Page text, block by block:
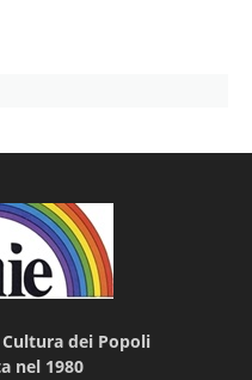
dei Popoli
nel 1980